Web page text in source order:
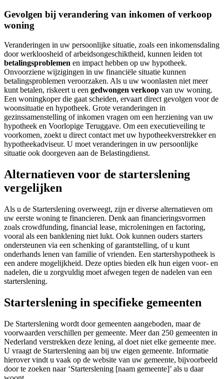
Gevolgen bij verandering van inkomen of verkoop
woning
Veranderingen in uw persoonlijke situatie, zoals een inkomensdaling
door werkloosheid of arbeidsongeschiktheid, kunnen leiden tot
betalingsproblemen en impact hebben op uw hypotheek.
Onvoorziene wijzigingen in uw financiële situatie kunnen
betalingsproblemen veroorzaken. Als u uw woonlasten niet meer
kunt betalen, riskeert u een gedwongen verkoop van uw woning.
Een woningkoper die gaat scheiden, ervaart direct gevolgen voor de
woonsituatie en hypotheek. Grote veranderingen in
gezinssamenstelling of inkomen vragen om een herziening van uw
hypotheek en Voorlopige Teruggave. Om een executieveiling te
voorkomen, zoekt u direct contact met uw hypotheekverstrekker en
hypotheekadviseur. U moet veranderingen in uw persoonlijke
situatie ook doorgeven aan de Belastingdienst.
Alternatieven voor de starterslening
vergelijken
Als u de Starterslening overweegt, zijn er diverse alternatieven om
uw eerste woning te financieren. Denk aan financieringsvormen
zoals crowdfunding, financial lease, microleningen en factoring,
vooral als een banklening niet lukt. Ook kunnen ouders starters
ondersteunen via een schenking of garantstelling, of u kunt
onderhands lenen van familie of vrienden. Een startershypotheek is
een andere mogelijkheid. Deze opties bieden elk hun eigen voor- en
nadelen, die u zorgvuldig moet afwegen tegen de nadelen van een
starterslening.
Starterslening in specifieke gemeenten
De Starterslening wordt door gemeenten aangeboden, maar de
voorwaarden verschillen per gemeente. Meer dan 250 gemeenten in
Nederland verstrekken deze lening, al doet niet elke gemeente mee.
U vraagt de Starterslening aan bij uw eigen gemeente. Informatie
hierover vindt u vaak op de website van uw gemeente, bijvoorbeeld
door te zoeken naar ‘Starterslening [naam gemeente]’ als u daar